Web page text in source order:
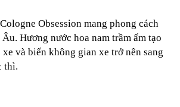
Obsession mang phong cách
Hương nước hoa nam trầm ấm tạo
và biến không gian xe trở nên sang
thì.